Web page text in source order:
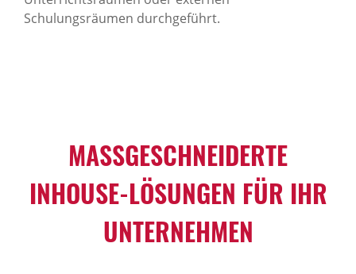
Schulungsräumen durchgeführt.
MASSGESCHNEIDERTE I
NHOUSE-LÖSUNGEN FÜR IHR U
NTERNEHMEN